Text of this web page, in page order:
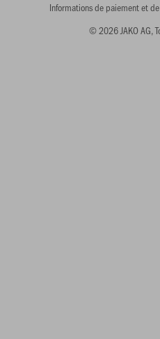
© 2026 JAKO AG,
Informations de paiement et